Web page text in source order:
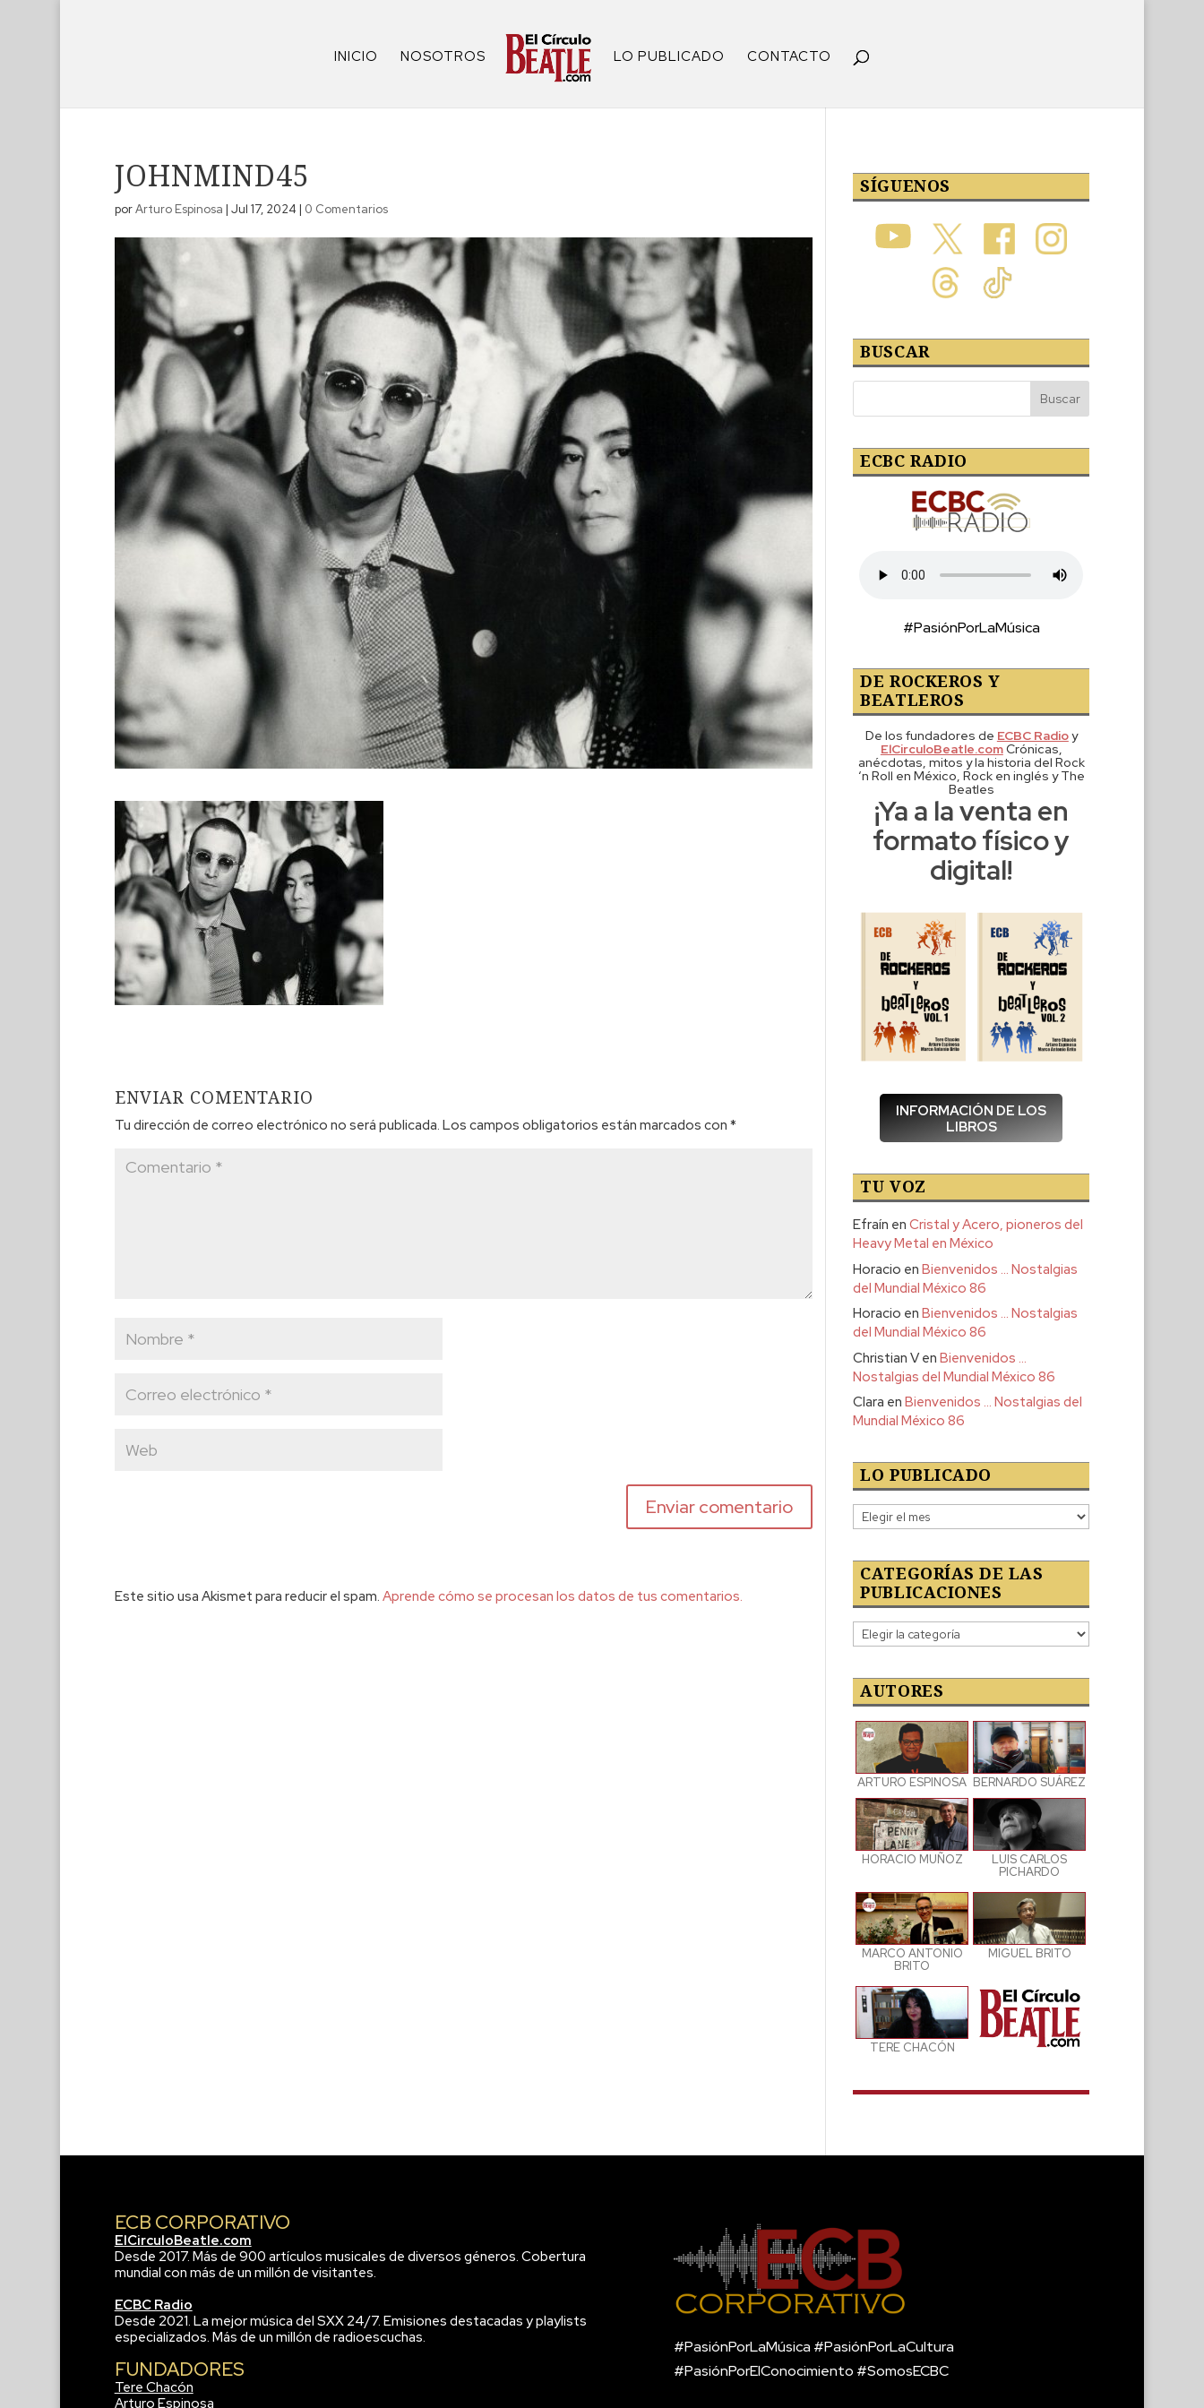
INICIO NOSOTROS LO PUBLICADO CONTACTO
JOHNMIND45
porArturo Espinosa | Jul 17, 2024 | 0 Comentarios
ENVIAR COMENTARIO
Tu dirección de correo electrónico no será publicada. Los campos obligatorios están marcados con *
Este sitio usa Akismet para reducir el spam. Aprende cómo se procesan los datos de tus comentarios.
SÍGUENOS
BUSCAR
ECBC RADIO
#PasiónPorLaMúsica
DE ROCKEROS Y
BEATLEROS
De los fundadores de ECBC Radioy
ElCirculoBeatle.comCrónicas,
anécdotas, mitos y la historia del Rock
‘n Roll en México, Rock en inglés y The
Beatles
¡Ya a la venta en
formato físico y
digital!
INFORMACIÓN DE LOS
LIBROS
TU VOZ
Efraín enCristal y Acero, pioneros del
Heavy Metal en México
Horacio enBienvenidos … Nostalgias
del Mundial México 86
Horacio enBienvenidos … Nostalgias
del Mundial México 86
Christian VenBienvenidos …
Nostalgias del Mundial México 86
Clara enBienvenidos … Nostalgias del
Mundial México 86
LO PUBLICADO
Lo
publicado
CATEGORÍAS DE LAS
PUBLICACIONES
Categorías
de
publicaciones
AUTORES
ARTURO ESPINOSA BERNARDO SUÁREZ
HORACIO MUÑOZ
LUIS CARLOS
PICHARDO
MARCO ANTONIO
BRITO
MIGUEL BRITO
TERE CHACÓN
ECB CORPORATIVO
ElCirculoBeatle.com
Desde 2017. Más de 900 artículos musicales de diversos géneros. Cobertura
mundial con más de un millón de visitantes.
ECBC Radio
Desde 2021. La mejor música del SXX 24/7. Emisiones destacadas y playlists
especializados. Más de un millón de radioescuchas.
FUNDADORES
Tere Chacón
Arturo Espinosa
#PasiónPorLaMúsica #PasiónPorLaCultura
#PasiónPorElConocimiento #SomosECBC